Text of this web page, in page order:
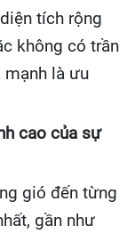
tích rộng
không có trần
mạnh là ưu
cao của sự
gió đến từng
gần như